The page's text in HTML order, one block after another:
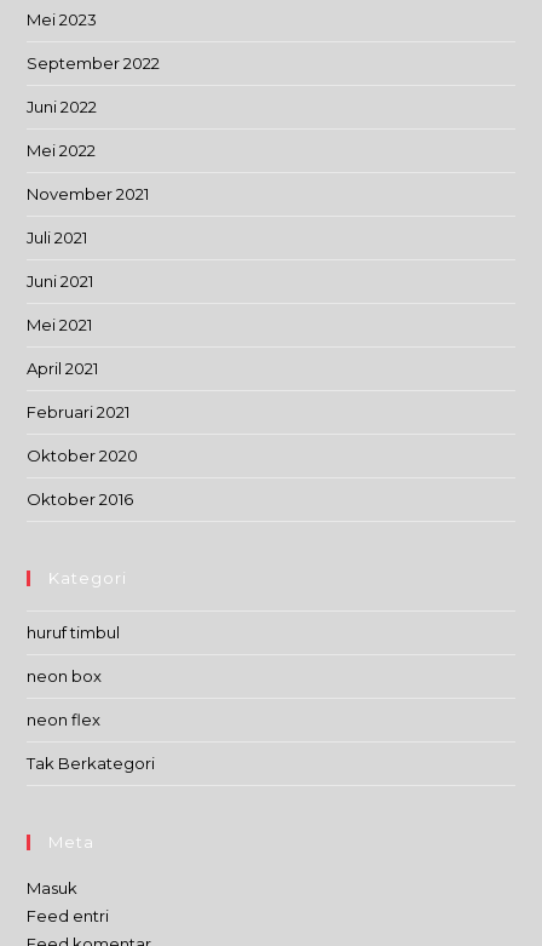
Mei 2023
September 2022
Juni 2022
Mei 2022
November 2021
Juli 2021
Juni 2021
Mei 2021
April 2021
Februari 2021
Oktober 2020
Oktober 2016
Kategori
huruf timbul
neon box
neon flex
Tak Berkategori
Meta
Masuk
Feed entri